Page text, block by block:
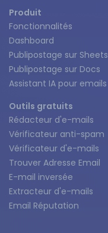
Produit
Fonctionnalités
Dashboard
Publipostage sur Sheets
Publipostage sur Docs
Assistant IA pour emails
Outils gratuits
Rédacteur d'e-mails
Vérificateur anti-spam
Vérificateur d'e-mails
Trouver Adresse Email
E-mail inversée
Extracteur d'e-mails
Email Réputation